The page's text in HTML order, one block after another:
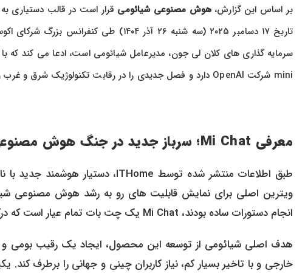
بر اساس این گزارش،هوش مصنوعی شیائومی
تاریخ ۱۷ دسامبر ۲۰۲۵ (سه شنبه ۲۶ آذر
mini شرکت OpenAI دارد و فصل جدیدی را در رقابت تکنولوژیک شرق و غرب رقم خواهد زد.
معرفی Mi Chat؛ سرباز جدید در جنگ هوش مصنوعی
ویترین اصلی برای نمایش قابلیت های رو به رشد هوش مصنوعی
انجام دستورات ساده بودند، Mi Chat یک چت بات تمام عیار است که درک عمیقی از زبان طبیعی دارد.